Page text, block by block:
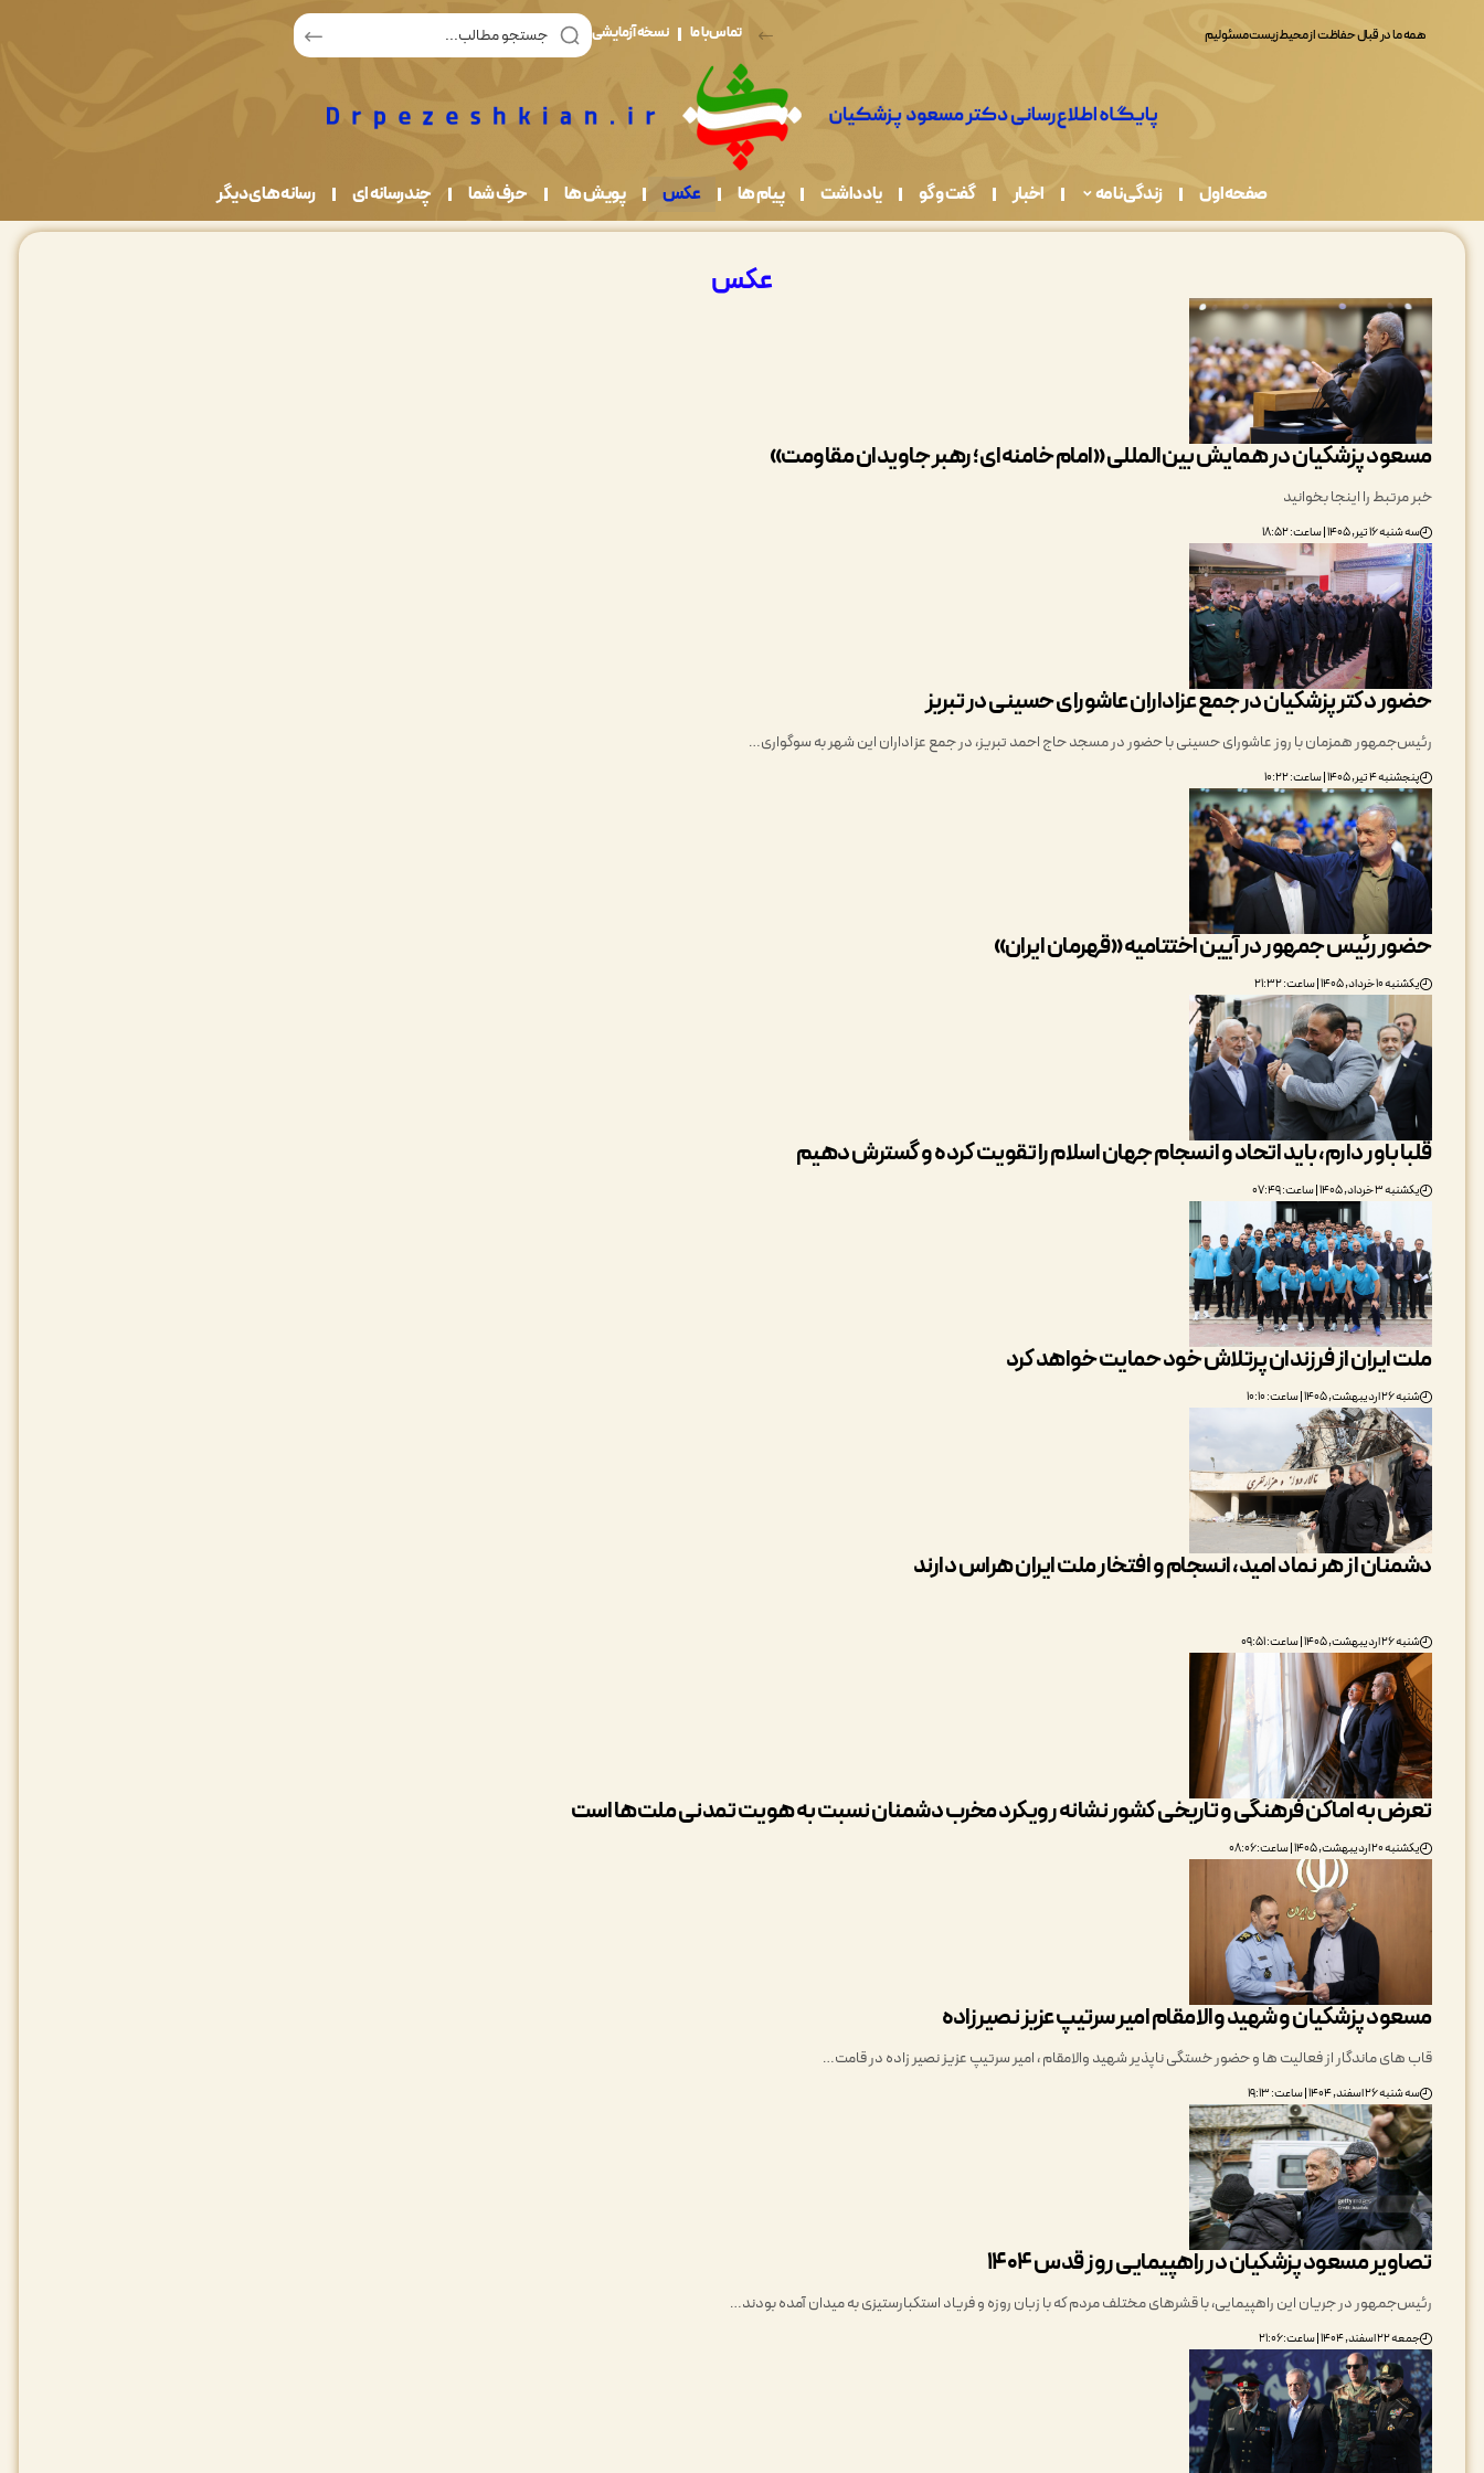
حفظ وحدت، انسجام و اتحاد چهارچوب و مبنای نظری دولت وفاق بوده است تماس با ما نسخه آزمایشی
صفحه اول زندگی نامه اخبار گفت و گو یادداشت پیام ها عکس پویش ها حرف شما چندرسانه ای رسانه های دیگر
عکس
مسعود پزشکیان در همایش بین‌المللی «امام خامنه‌ای؛ رهبر جاویدان مقاومت»
خبر مرتبط را اینجا بخوانید
سه شنبه ۱۶ تیر, ۱۴۰۵ | ساعت: ۱۸:۵۲
حضور دکتر پزشکیان در جمع عزاداران عاشورای حسینی در تبریز
رئیس‌جمهور همزمان با روز عاشورای حسینی با حضور در مسجد حاج احمد تبریز، در جمع عزاداران این شهر به سوگواری…
پنجشنبه ۴ تیر, ۱۴۰۵ | ساعت: ۱۰:۲۲
حضور رئیس جمهور در آیین اختتامیه «قهرمان ایران»
یکشنبه ۱۰ خرداد, ۱۴۰۵ | ساعت: ۲۱:۳۲
قلبا باور دارم، باید اتحاد و انسجام جهان اسلام را تقویت کرده و گسترش دهیم
یکشنبه ۳ خرداد, ۱۴۰۵ | ساعت: ۰۷:۴۹
ملت ایران از فرزندان پرتلاش خود حمایت خواهد کرد
شنبه ۲۶ اردیبهشت, ۱۴۰۵ | ساعت: ۱۰:۱۰
دشمنان از هر نماد امید، انسجام و افتخار ملت ایران هراس دارند
شنبه ۲۶ اردیبهشت, ۱۴۰۵ | ساعت: ۰۹:۵۱
تعرض به اماکن فرهنگی و تاریخی کشور نشانه رویکرد مخرب دشمنان نسبت به هویت تمدنی ملت‌ها است
یکشنبه ۲۰ اردیبهشت, ۱۴۰۵ | ساعت: ۰۸:۰۶
مسعود پزشکیان و شهید والامقام امیر سرتیپ عزیز نصیرزاده
قاب های ماندگار از فعالیت ها و حضور خستگی ناپذیر شهید والامقام ، امیر سرتیپ عزیز نصیر زاده در قامت…
سه شنبه ۲۶ اسفند, ۱۴۰۴ | ساعت: ۱۹:۱۳
تصاویر مسعود پزشکیان در راهپیمایی روز قدس ۱۴۰۴
رئیس‌جمهور در جریان این راهپیمایی، با قشرهای مختلف مردم که با زبان روزه و فریاد استکبارستیزی به میدان آمده بودند…
جمعه ۲۲ اسفند, ۱۴۰۴ | ساعت: ۲۱:۰۶